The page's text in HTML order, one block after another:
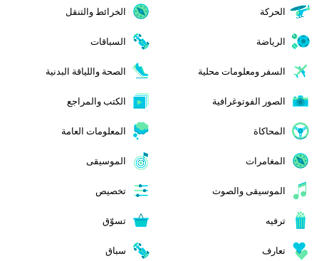
الحركة الخرائط والتنقل
الرياضة السباقات
السفر ومعلومات محلية الصحة واللياقة البدنية
الصور الفوتوغرافية الكتب والمراجع
المحاكاة المعلومات العامة
المغامرات الموسيقى
الموسيقى والصوت تخصيص
ترفيه تسوّق
تعارف سباق